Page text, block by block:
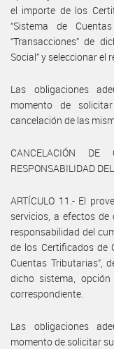
el importe de los
“Sistema de
“Transacciones” de
Social” y seleccionar el
Las obligaciones
momento de
cancelación de las
CANCELACIÓN DE
RESPONSABILIDAD
ARTÍCULO 11.- El
servicios, a efectos de
responsabilidad del
de los Certificados de
Cuentas Tributarias”,
dicho sistema, opción
correspondiente.
Las obligaciones
momento de solicitar